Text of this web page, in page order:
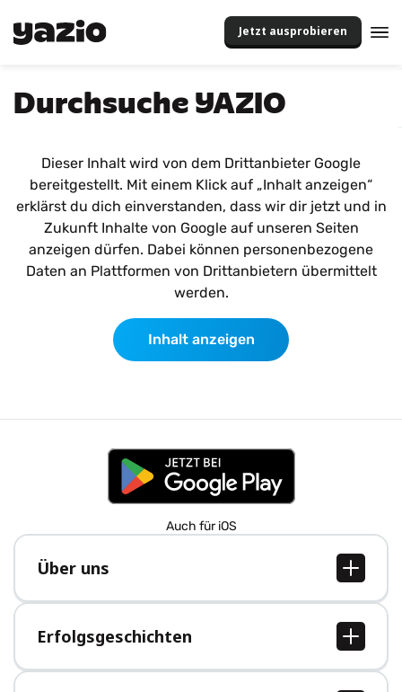
Jetzt ausprobieren
Durchsuche YAZIO
Dieser Inhalt wird von dem Drittanbieter Google
bereitgestellt. Mit einem Klick auf „Inhalt anzeigen“
erklärst du dich einverstanden, dass wir dir jetzt und in
Zukunft Inhalte von Google auf unseren Seiten
anzeigen dürfen. Dabei können personenbezogene
Daten an Plattformen von Drittanbietern übermittelt
werden.
Inhalt anzeigen
Auch für iOS
Über uns
Über uns
Jobs
Presse
Erfolgsgeschichten
Alle Erfolgsgeschichten